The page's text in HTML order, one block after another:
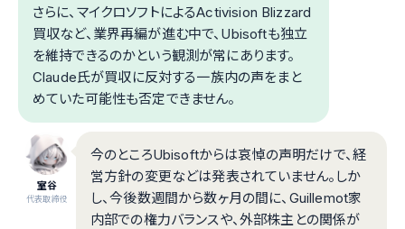
さらに、マイクロソフトによるActivision Blizzard
買収など、業界再編が進む中で、Ubisoftも独立
を維持できるのかという観測が常にあります。
Claude氏が買収に反対する一族内の声をまと
めていた可能性も否定できません。
室谷
代表取締役
今のところUbisoftからは哀悼の声明だけで、経
営方針の変更などは発表されていません。しか
し、今後数週間から数ヶ月の間に、Guillemot家
内部での権力バランスや、外部株主との関係が